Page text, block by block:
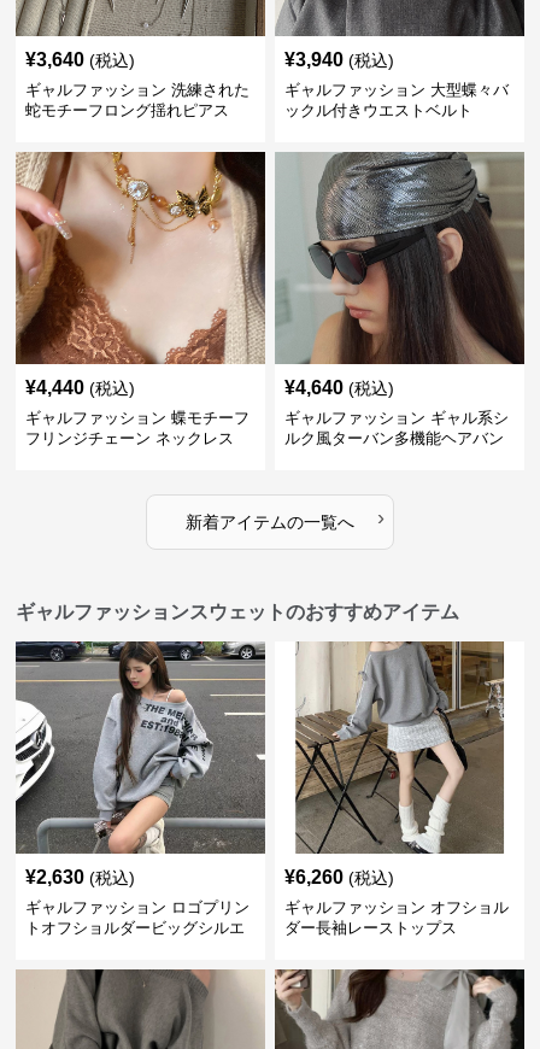
¥3,640 (税込)
ギャルファッション 洗練された
蛇モチーフロング揺れピアス
¥3,940 (税込)
ギャルファッション 大型蝶々バ
ックル付きウエストベルト
¥4,440 (税込)
ギャルファッション 蝶モチーフ
フリンジチェーン ネックレス
¥4,640 (税込)
ギャルファッション ギャル系シ
ルク風ターバン多機能ヘアバン
新着アイテムの一覧へ ›
ギャルファッションスウェットのおすすめアイテム
¥2,630 (税込)
ギャルファッション ロゴプリン
トオフショルダービッグシルエ
¥6,260 (税込)
ギャルファッション オフショル
ダー長袖レーストップス